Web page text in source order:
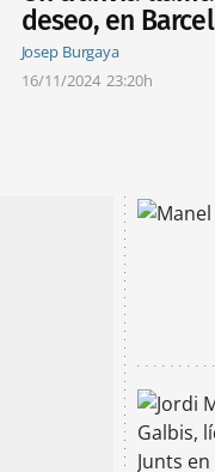
deseo, en
Josep Burgaya
16/11/2024 23:20h